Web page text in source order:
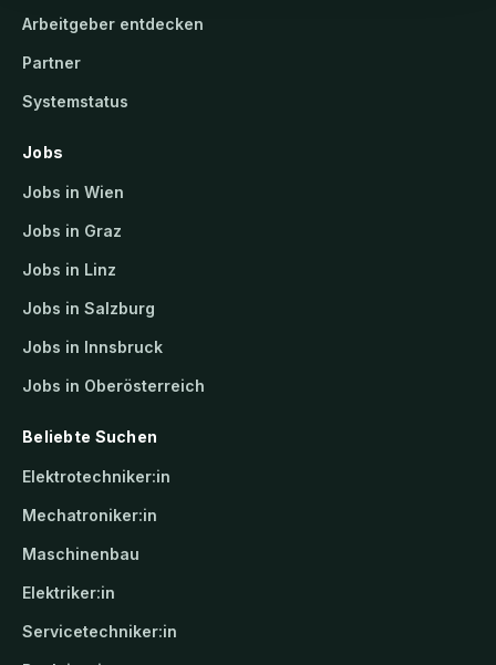
Arbeitgeber entdecken
Partner
Systemstatus
Jobs
Jobs in Wien
Jobs in Graz
Jobs in Linz
Jobs in Salzburg
Jobs in Innsbruck
Jobs in Oberösterreich
Beliebte Suchen
Elektrotechniker:in
Mechatroniker:in
Maschinenbau
Elektriker:in
Servicetechniker:in